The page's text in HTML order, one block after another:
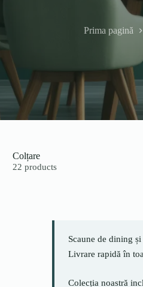
Prima pagină
Colțare
22 products
Scaune de dining
Livrare rapidă în
Colecția noastră